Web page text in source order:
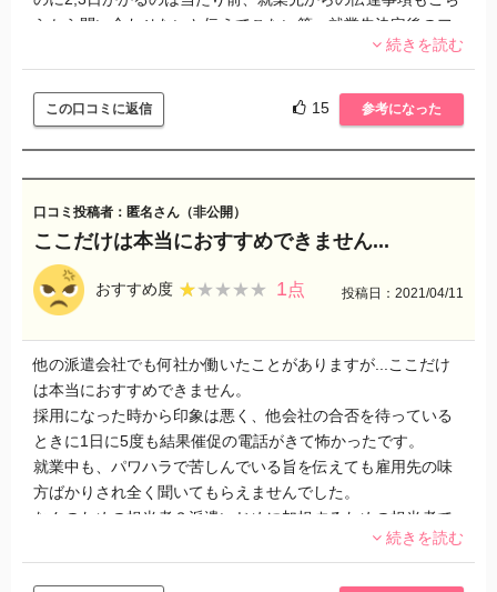
らから問い合わせないと伝えてこない等、就業先決定後のフ
全くもってゼロです！
正直、就業先との間に担当がいるせいで、やり取りに無駄な
時間が無限にかかり、いない方がまだマシというような状
態。
また、社会保険等の各種手続きに関しても予想の倍以上の時
間がかかり、就業先から心配されるほどでした。
これに関しては担当が悪かったのか、支社が悪いのか、会社
自体が悪いのかはわかりませんが…。
為、雇用切り替えまでは我慢しましたが、
仮に不採用になっていたとしても、ここで次の派遣先を探す
ことは絶対に無かったです！
素晴らしい職場を紹介してくれたことに関しては心から感謝
していますが、お礼はその一点のみです。
面接の案内をしただけで後はほぼ完全に放置！！
初日に５分ほど担当が挨拶に付き添いましたが、その後一度
電話の一本もなく、いっそ潔いなと……。
続きを読む
この口コミに返信 15 参考になった
口コミ投稿者：匿名さん（非公開）
ここだけは本当におすすめできません...
おすすめ度 ★★★★★
★★★★★ 1点 投稿日：2021/04/11
他の派遣会社でも何社か働いたことがありますが...ここだけ
は本当におすすめできません。
採用になった時から印象は悪く、他会社の合否を待っている
ときに1日に5度も結果催促の電話がきて怖かったです。
就業中も、パワハラで苦しんでいる旨を伝えても雇用先の味
方ばかりされ全く聞いてもらえませんでした。
なんのための担当者？派遣いじめに加担するための担当者で
雇用先も人の入れ替わりがとんでもなく激しいお察しの職場
続きを読む